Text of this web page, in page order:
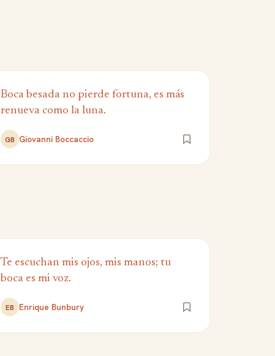
Boca besada no pierde fortuna, es más
renueva como la luna.
GB Giovanni Boccaccio
Te escuchan mis ojos, mis manos; tu
boca es mi voz.
EB Enrique Bunbury